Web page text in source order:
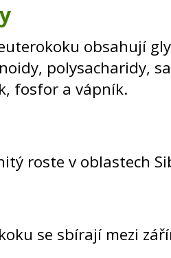
obsahují
polysacharidy,
fosfor a vápník.
roste v oblastech
se sbírají mezi